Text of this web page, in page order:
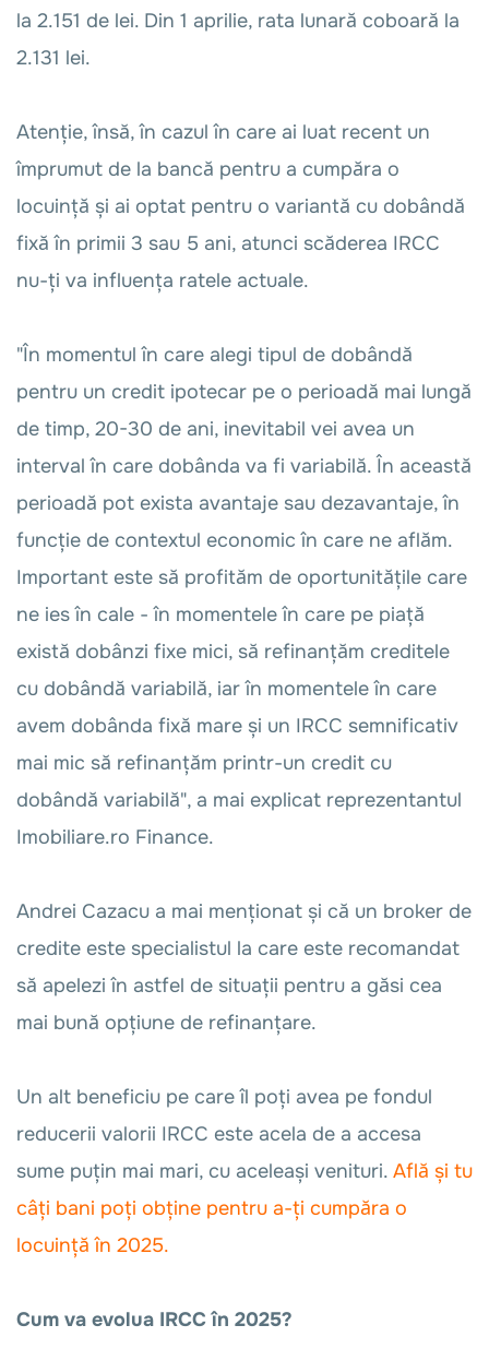
la 2.151 de lei. Din 1 aprilie, rata lunară coboară la
2.131 lei.
Atenție, însă, în cazul în care ai luat recent un
împrumut de la bancă pentru a cumpăra o
locuință și ai optat pentru o variantă cu dobândă
fixă în primii 3 sau 5 ani, atunci scăderea IRCC
nu-ți va influența ratele actuale.
"În momentul în care alegi tipul de dobândă
pentru un credit ipotecar pe o perioadă mai lungă
de timp, 20-30 de ani, inevitabil vei avea un
interval în care dobânda va fi variabilă. În această
perioadă pot exista avantaje sau dezavantaje, în
funcție de contextul economic în care ne aflăm.
Important este să profităm de oportunitățile care
ne ies în cale - în momentele în care pe piață
există dobânzi fixe mici, să refinanțăm creditele
cu dobândă variabilă, iar în momentele în care
avem dobânda fixă mare și un IRCC semnificativ
mai mic să refinanțăm printr-un credit cu
dobândă variabilă", a mai explicat reprezentantul
Imobiliare.ro Finance.
Andrei Cazacu a mai menționat și că un broker de
credite este specialistul la care este recomandat
să apelezi în astfel de situații pentru a găsi cea
mai bună opțiune de refinanțare.
Un alt beneficiu pe care îl poți avea pe fondul
reducerii valorii IRCC este acela de a accesa
sume puțin mai mari, cu aceleași venituri. Află și tu
câți bani poți obține pentru a-ți cumpăra o
locuință în 2025.
Cum va evolua IRCC în 2025?